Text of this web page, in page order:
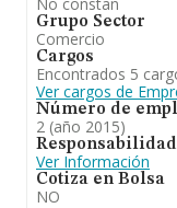
Grupo Sector
Comercio
Cargos
Encontrados 5
Ver cargos de
Número de
2 (año 2015)
Ver Información
Cotiza en Bolsa
NO